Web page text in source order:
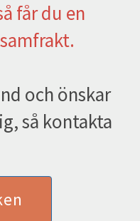
får du en
och önskar
så kontakta